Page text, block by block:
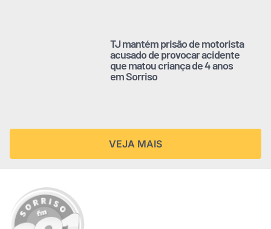
TJ mantém prisão de motorista
acusado de provocar acidente
que matou criança de 4 anos
em Sorriso
VEJA MAIS